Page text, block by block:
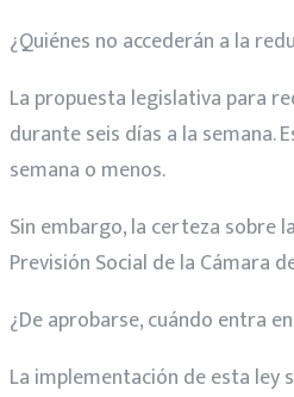
¿Quiénes no accederán a la
La propuesta legislativa para
durante seis días a la semana.
semana o menos.
Sin embargo, la certeza sobre
Previsión Social de la Cámara
¿De aprobarse, cuándo entra
La implementación de esta ley